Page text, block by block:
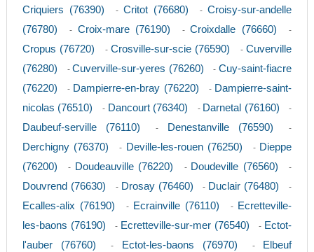
Criquiers (76390) - Critot (76680) -Croisy-sur-andelle
(76780)
- Croix-mare (76190) -Croixdalle (76660) -
Cropus (76720) -Crosville-sur-scie (76590) -Cuverville
(76280)
-Cuverville-sur-yeres (76260) -Cuy-saint-fiacre
(76220)
- Dampierre-en-bray (76220) - Dampierre-saint-
nicolas (76510)
- Dancourt (76340) - Darnetal (76160) -
Daubeuf-serville (76110) - Denestanville (76590) -
Derchigny (76370) - Deville-les-rouen (76250) - Dieppe
(76200)
- Doudeauville (76220) - Doudeville (76560) -
Douvrend (76630) - Drosay (76460) - Duclair (76480) -
Ecalles-alix (76190) - Ecrainville (76110) - Ecretteville-
les-baons (76190)
- Ecretteville-sur-mer (76540) - Ectot-
l'auber (76760)
- Ectot-les-baons (76970) -
Elbeuf